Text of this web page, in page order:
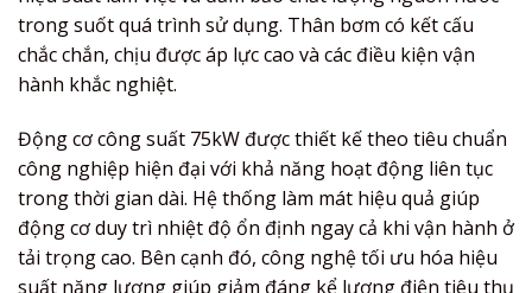
trong suốt quá trình sử dụng. Thân bơm có kết cấu
chắc chắn, chịu được áp lực cao và các điều kiện vận
hành khắc nghiệt.
Động cơ công suất 75kW được thiết kế theo tiêu chuẩn
công nghiệp hiện đại với khả năng hoạt động liên tục
trong thời gian dài. Hệ thống làm mát hiệu quả giúp
động cơ duy trì nhiệt độ ổn định ngay cả khi vận hành ở
tải trọng cao. Bên cạnh đó, công nghệ tối ưu hóa hiệu
suất năng lượng giúp giảm đáng kể lượng điện tiêu thụ